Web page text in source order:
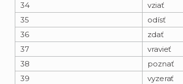
34
vziať
35
odísť
36
zdať
37
vravieť
38
poznať
39
vyzerať